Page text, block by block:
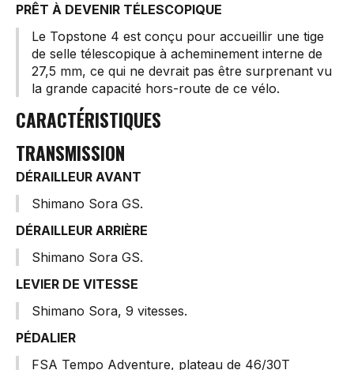
PRÊT À DEVENIR TÉLESCOPIQUE
Le Topstone 4 est conçu pour accueillir une tige
de selle télescopique à acheminement interne de
27,5 mm, ce qui ne devrait pas être surprenant vu
la grande capacité hors-route de ce vélo.
CARACTÉRISTIQUES
TRANSMISSION
DÉRAILLEUR AVANT
Shimano Sora GS.
DÉRAILLEUR ARRIÈRE
Shimano Sora GS.
LEVIER DE VITESSE
Shimano Sora, 9 vitesses.
PÉDALIER
FSA Tempo Adventure, plateau de 46/30T